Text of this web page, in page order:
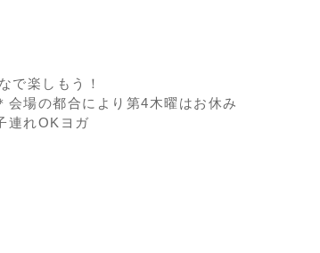
で楽しもう！
場の都合により第4木曜はお休み
連れOKヨガ